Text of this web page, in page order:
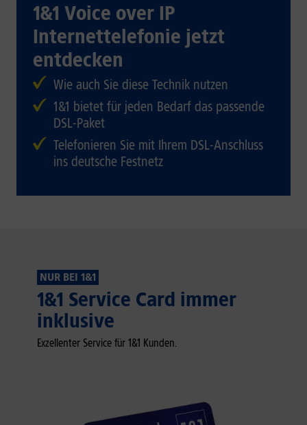
1&1 Voice over IP
Internettelefonie jetzt
entdecken
Wie auch Sie diese Technik nutzen
1&1 bietet für jeden Bedarf das passende
DSL-Paket
Telefonieren Sie mit Ihrem DSL-Anschluss
ins deutsche Festnetz
NUR BEI 1&1
1&1 Service Card immer
inklusive
Exzellenter Service für 1&1 Kunden.